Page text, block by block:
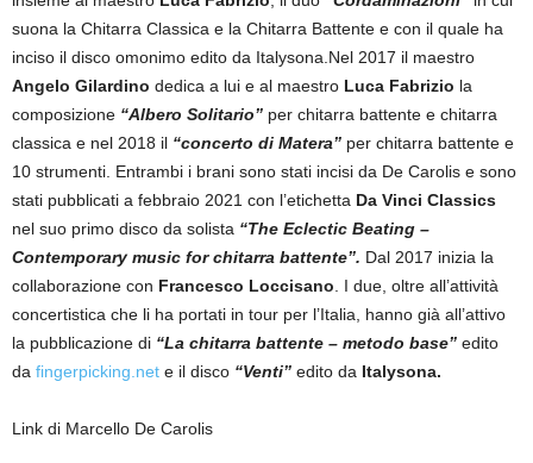
suona la Chitarra Classica e la Chitarra Battente e con il quale ha
inciso il disco omonimo edito da Italysona.Nel 2017 il maestro
Angelo Gilardino dedica a lui e al maestro Luca Fabrizio la
composizione “Albero Solitario” per chitarra battente e chitarra
classica e nel 2018 il “concerto di Matera” per chitarra battente e
10 strumenti. Entrambi i brani sono stati incisi da De Carolis e sono
stati pubblicati a febbraio 2021 con l’etichetta Da Vinci Classics
nel suo primo disco da solista “The Eclectic Beating –
Contemporary music for chitarra battente”. Dal 2017 inizia la
collaborazione con Francesco Loccisano . I due, oltre all’attività
concertistica che li ha portati in tour per l’Italia, hanno già all’attivo
la pubblicazione di “La chitarra battente – metodo base” edito
da fingerpicking.net e il disco “Venti” edito da Italysona.
Link di Marcello De Carolis